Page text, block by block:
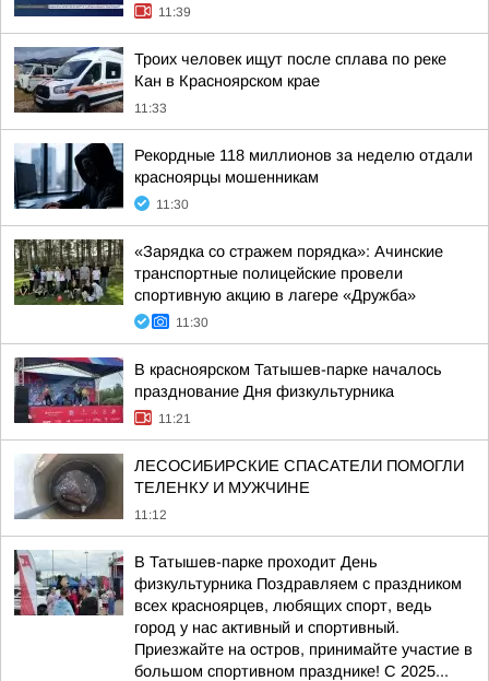
11:39
Троих человек ищут после сплава по реке
Кан в Красноярском крае
11:33
Рекордные 118 миллионов за неделю отдали
красноярцы мошенникам
11:30
«Зарядка со стражем порядка»: Ачинские
транспортные полицейские провели
спортивную акцию в лагере «Дружба»
11:30
В красноярском Татышев-парке началось
празднование Дня физкультурника
11:21
ЛЕСОСИБИРСКИЕ СПАСАТЕЛИ ПОМОГЛИ
ТЕЛЕНКУ И МУЖЧИНЕ
11:12
В Татышев-парке проходит День
физкультурника Поздравляем с праздником
всех красноярцев, любящих спорт, ведь
город у нас активный и спортивный.
Приезжайте на остров, принимайте участие в
большом спортивном празднике! С 2025...